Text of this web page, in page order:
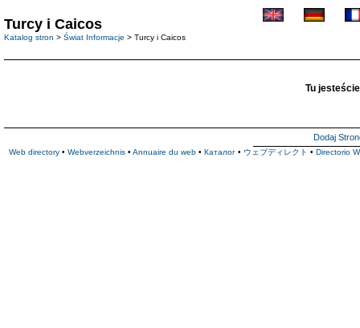
Turcy i Caicos
Katalog stron > Świat Informacje > Turcy i Caicos
Tu
Dodaj
Web directory • Webverzeichnis • Annuaire du web • Каталог • ウェブディレクト • Directorio